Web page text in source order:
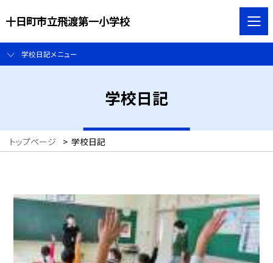
十日町市立飛渡第一小学校
学校日記メニュー
学校日記
トップページ > 学校日記